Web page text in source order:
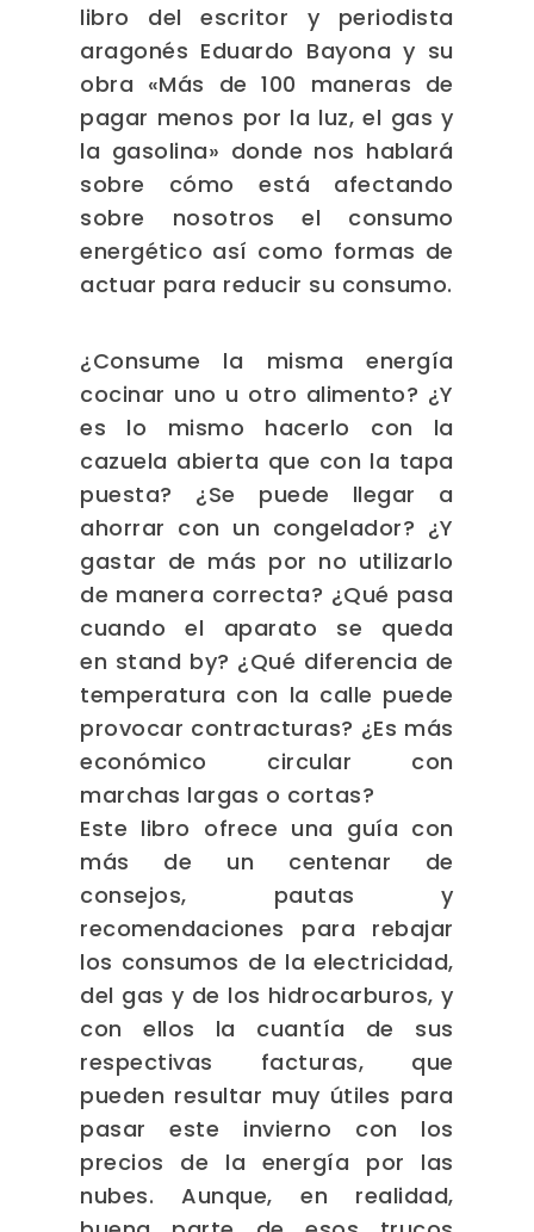
libro del escritor y periodista
aragonés Eduardo Bayona y su
obra «Más de 100 maneras de
pagar menos por la luz, el gas y
la gasolina» donde nos hablará
sobre cómo está afectando
sobre nosotros el consumo
energético así como formas de
actuar para reducir su consumo.
¿Consume la misma energía
cocinar uno u otro alimento? ¿Y
es lo mismo hacerlo con la
cazuela abierta que con la tapa
puesta? ¿Se puede llegar a
ahorrar con un congelador? ¿Y
gastar de más por no utilizarlo
de manera correcta? ¿Qué pasa
cuando el aparato se queda
en stand by? ¿Qué diferencia de
temperatura con la calle puede
provocar contracturas? ¿Es más
económico circular con
marchas largas o cortas?
Este libro ofrece una guía con
más de un centenar de
consejos, pautas y
recomendaciones para rebajar
los consumos de la electricidad,
del gas y de los hidrocarburos, y
con ellos la cuantía de sus
respectivas facturas, que
pueden resultar muy útiles para
pasar este invierno con los
precios de la energía por las
nubes. Aunque, en realidad,